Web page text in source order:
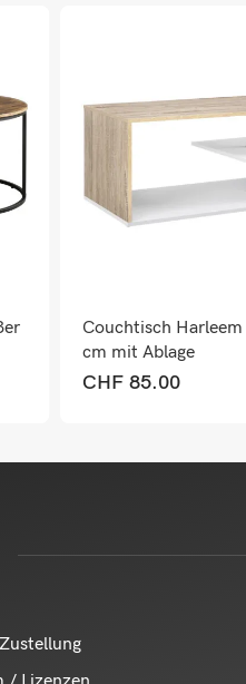
Couchtisch
cm mit Ablage
Weiss/Eicheoptik
CHF 85.00